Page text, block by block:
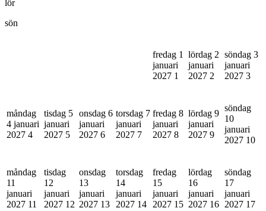
lör
sön
fredag 1
januari
2027 1
lördag 2
januari
2027 2
söndag 3
januari
2027 3
måndag
4 januari
2027 4
tisdag 5
januari
2027 5
onsdag 6
januari
2027 6
torsdag 7
januari
2027 7
fredag 8
januari
2027 8
lördag 9
januari
2027 9
söndag
10
januari
2027 10
måndag
11
januari
2027 11
tisdag
12
januari
2027 12
onsdag
13
januari
2027 13
torsdag
14
januari
2027 14
fredag
15
januari
2027 15
lördag
16
januari
2027 16
söndag
17
januari
2027 17